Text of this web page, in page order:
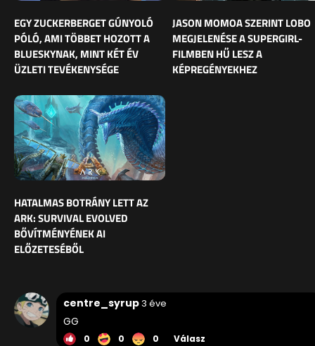
EGY ZUCKERBERGET GÚNYOLÓ
PÓLÓ, AMI TÖBBET HOZOTT A
BLUESKYNAK, MINT KÉT ÉV
ÜZLETI TEVÉKENYSÉGE
JASON MOMOA SZERINT LOBO
MEGJELENÉSE A SUPERGIRL-
FILMBEN HŰ LESZ A
KÉPREGÉNYEKHEZ
HATALMAS BOTRÁNY LETT AZ
ARK: SURVIVAL EVOLVED
BŐVÍTMÉNYÉNEK AI
ELŐZETESÉBŐL
centre_syrup3 éve
GG
0 0 0 Válasz